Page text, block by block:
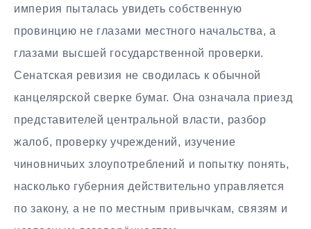
империя пыталась увидеть собственную
провинцию не глазами местного начальства, а
глазами высшей государственной проверки.
Сенатская ревизия не сводилась к обычной
канцелярской сверке бумаг. Она означала приезд
представителей центральной власти, разбор
жалоб, проверку учреждений, изучение
чиновничьих злоупотреблений и попытку понять,
насколько губерния действительно управляется
по закону, а не по местным привычкам, связям и